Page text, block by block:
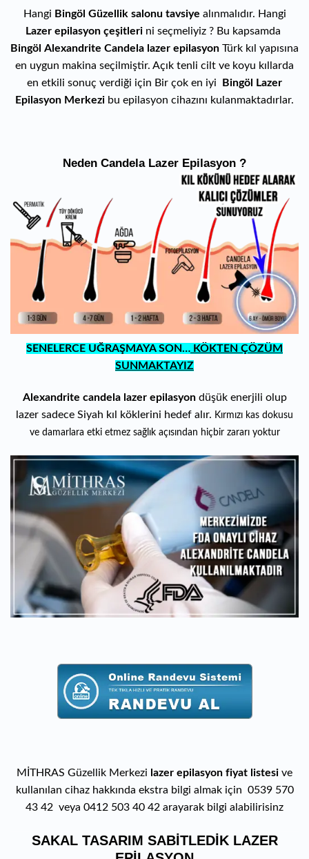
Hangi Bingöl Güzellik salonu tavsiye alınmalıdır. Hangi
Lazer epilasyon çeşitleri ni seçmeliyiz ? Bu kapsamda
Bingöl Alexandrite Candela lazer epilasyon Türk kıl yapısına
en uygun makina seçilmiştir. Açık tenli cilt ve koyu kıllarda
en etkili sonuç verdiği için Bir çok en iyi
Bingöl Lazer
Epilasyon Merkezi bu epilasyon cihazını kulanmaktadırlar.
Neden Candela Lazer Epilasyon ?
SENELERCE UĞRAŞMAYA SON… KÖKTEN ÇÖZÜM
SUNMAKTAYIZ
Alexandrite candela lazer epilasyondüşük enerjili olup
lazer sadece Siyah kıl köklerini hedef alır. Kırmızı kas dokusu
ve damarlara etki etmez sağlık açısından hiçbir zararı yoktur
MİTHRAS Güzellik Merkezi lazer epilasyon fiyat listesi ve
kullanılan cihaz hakkında ekstra bilgi almak için 0539 570
43 42 veya 0412 503 40 42 arayarak bilgi alabilirisinz
SAKAL TASARIM SABİTLEDİK LAZER